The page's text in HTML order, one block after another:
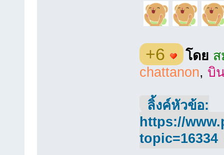
+6 โดย ส
chattanon, บิ
ลิ้งค์หัวข้อ:
https://
topic=16334